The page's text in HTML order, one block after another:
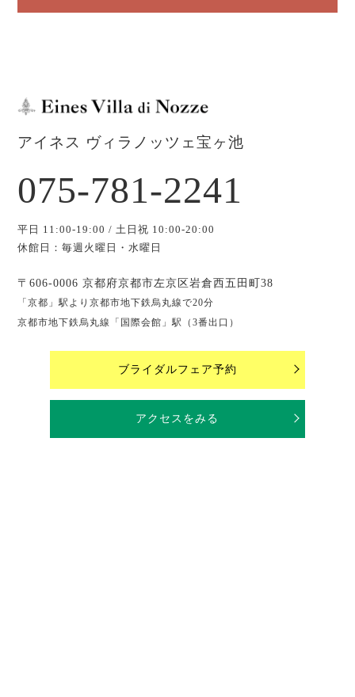
アイネス ヴィラノッツェ宝ヶ池
075-781-2241
平日 11:00-19:00 / 土日祝 10:00-20:00
休館日：毎週火曜日・水曜日
〒606-0006 京都府京都市左京区岩倉西五田町38
「京都」駅より京都市地下鉄烏丸線で20分
京都市地下鉄烏丸線「国際会館」駅（3番出口）
ブライダルフェア予約
アクセスをみる